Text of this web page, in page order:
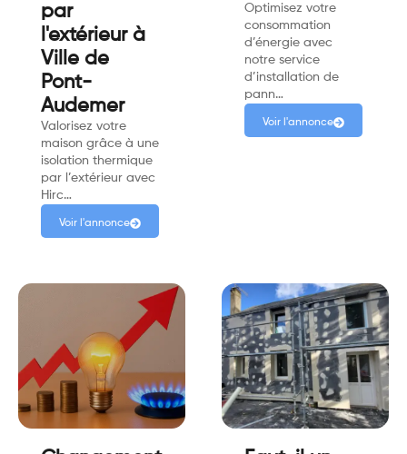
par
l'extérieur à
Ville de
Pont-
Audemer
Valorisez votre
maison grâce à une
isolation thermique
par l’extérieur avec
Hirc…
Voir l'annonce
Optimisez votre
consommation
d’énergie avec
notre service
d’installation de
pann…
Voir l'annonce